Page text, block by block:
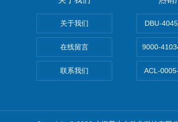
关于我们
在线留言
联系我们
DBU-
9000-
ACL-